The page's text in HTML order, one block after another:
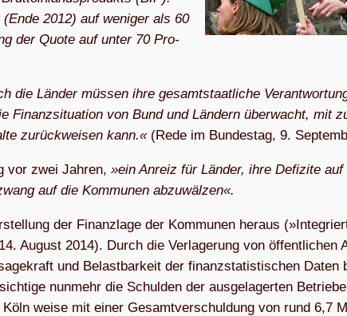
2012) auf we­ni­ger als 60
der Quo­te auf un­ter 70 Pro­
die Län­der müs­sen ih­re ge­samt­staat­li­che
Fi­nanz­si­tua­ti­on von Bund und Län­dern über­wacht, mit
zu­rück­wei­sen kann.«(Re­de im Bun­des­tag, 9.
vor zwei Jah­ren, »ein An­reiz für Län­der, ih­re De­fi­zi­te auf
auf die Kom­mu­nen abzuwälzen«.
der Fi­nanz­la­ge der Kom­mu­nen her­aus
Au­gust 2014). Durch die Ver­la­ge­rung von öf­fent­li­chen
und Be­last­bar­keit der fi­nanz­sta­tis­ti­schen Da­ten
nun­mehr die Schul­den der aus­ge­la­ger­ten
wei­se mit ei­ner Ge­samt­ver­schul­dung von rund 6,7